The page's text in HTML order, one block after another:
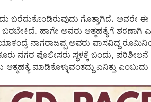
ಬರೆದುಕೊಂಡಿರುವುದು ಗೊತ್ತಾಗಿದೆ. ಅವರೇ
ಹಾಗೇ ಅವರು ಆತ್ಮಹತ್ಯೆಗೆ ಶರಣಾಗಿ
ನಾಗರಾಜಪ್ಪ ಅವರು ವಾಸವಿದ್ದ
ನಗರ ಪೊಲೀಸರು ಸ್ಥಳಕ್ಕೆ ಬಂದು,
ಮಾಡಿಕೊಳ್ಳುವಂತದ್ದು ಏನಿತ್ತು